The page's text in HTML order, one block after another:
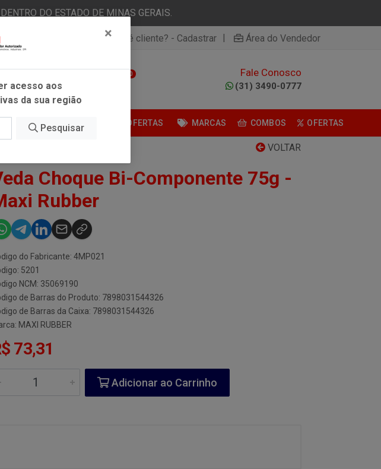
DO ESTADO DE MINAS GERAIS.
é cliente? - Entrar Não é cliente? - Cadastrar | Área do Vendedor
0 Fale Conosco
(31) 3490-0777
ESTÉTICA AUTOMOTIVA OFERTAS MARCAS COMBOS OFERTAS
VOLTAR
Choque Bi-Componente 75g -
Rubber
do Fabricante: 4MP021
5201
NCM: 35069190
de Barras do Produto: 7898031544326
de Barras da Caixa: 7898031544326
MAXI RUBBER
73,31
Adicionar ao Carrinho
×
acesso aos
da sua região
Pesquisar